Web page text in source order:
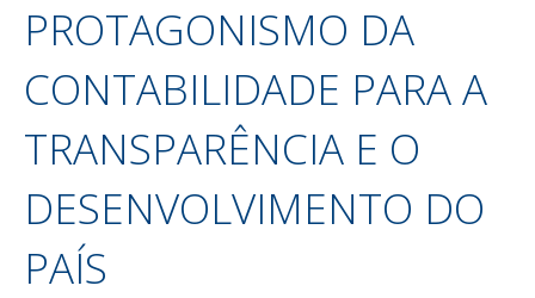
PROTAGONISMO DA
CONTABILIDADE PARA A
TRANSPARÊNCIA E O
DESENVOLVIMENTO DO
PAÍS